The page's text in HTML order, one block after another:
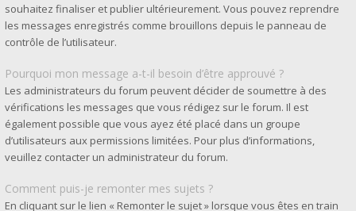
souhaitez finaliser et publier ultérieurement. Vous pouvez reprendre
les messages enregistrés comme brouillons depuis le panneau de
contrôle de l’utilisateur.
Pourquoi mon message a-t-il besoin d’être approuvé ?
Les administrateurs du forum peuvent décider de soumettre à des
vérifications les messages que vous rédigez sur le forum. Il est
également possible que vous ayez été placé dans un groupe
d’utilisateurs aux permissions limitées. Pour plus d’informations,
veuillez contacter un administrateur du forum.
Comment puis-je remonter mes sujets ?
En cliquant sur le lien « Remonter le sujet » lorsque vous êtes en train